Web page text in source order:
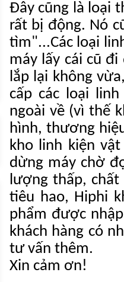
Đây cũng là loại
rất bị động. Nó
tìm"...Các loại
máy lấy cái cũ
lắp lại không
cấp các loại
ngoài về (vì thế
hình, thương
kho linh kiện
dừng máy chờ
lượng thấp,
tiêu hao, Hiphi
phẩm được
khách hàng có
tư vấn thêm.
Xin cảm ơn!